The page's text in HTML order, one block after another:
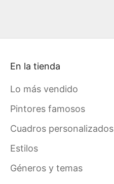
En la tienda
Lo más vendido
Pintores famosos
Cuadros personalizados
Estilos
Géneros y temas